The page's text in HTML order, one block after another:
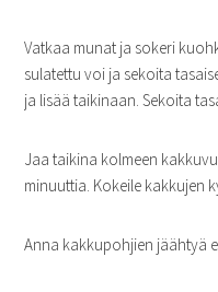
Vatkaa munat ja sokeri
sulatettu voi ja sekoita
ja lisää taikinaan. Sekoita
Jaa taikina kolmeen
minuuttia. Kokeile kakkujen
Anna kakkupohjien jäähtyä